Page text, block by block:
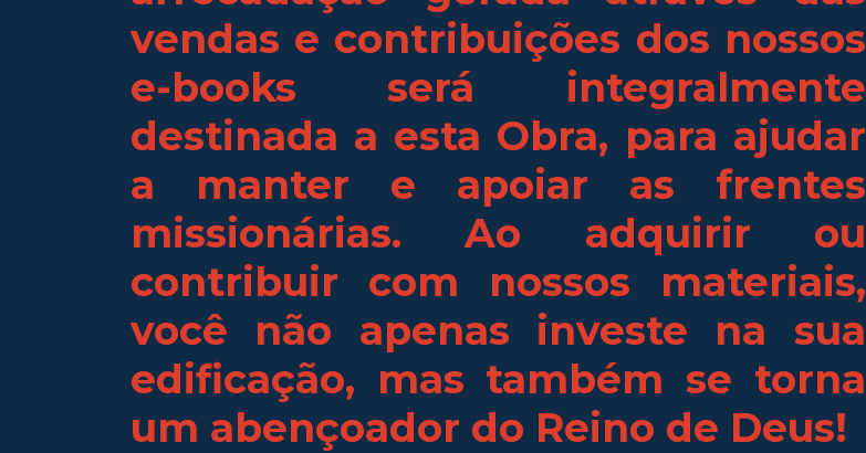
vendas e contribuições dos nossos
e-books será integralmente
destinada a esta Obra, para ajudar
a manter e apoiar as frentes
missionárias. Ao adquirir ou
contribuir com nossos materiais,
você não apenas investe na sua
edificação, mas também se torna
um abençoador do Reino de Deus!